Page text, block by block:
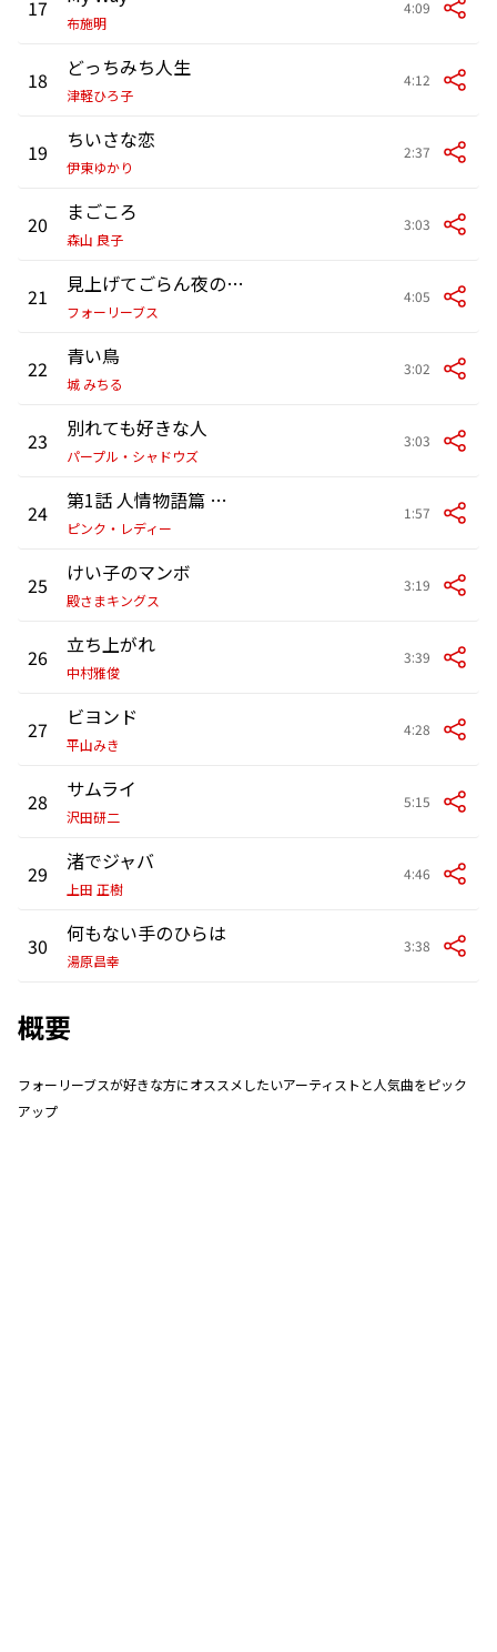
17
布施明
4:09
18 どっちみち人生
津軽ひろ子
4:12
19 ちいさな恋
伊東ゆかり
2:37
20 まごころ
森山 良子
3:03
21 見上げてごらん夜の星を
フォーリーブス
4:05
22 青い鳥
城 みちる
3:02
23 別れても好きな人
パープル・シャドウズ
3:03
24 第1話 人情物語篇 カルメン'77
ピンク・レディー
1:57
25 けい子のマンボ
殿さまキングス
3:19
26 立ち上がれ
中村雅俊
3:39
27 ビヨンド
平山みき
4:28
28 サムライ
沢田研二
5:15
29 渚でジャバ
上田 正樹
4:46
30 何もない手のひらは
湯原昌幸
3:38
概要
フォーリーブスが好きな方にオススメしたいアーティストと人気曲をピック
アップ